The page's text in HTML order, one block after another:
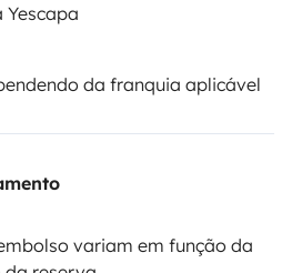
Yescapa
da franquia aplicável
variam em função da